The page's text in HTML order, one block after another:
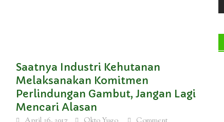
Saatnya Industri Kehutanan
Melaksanakan Komitmen
Perlindungan Gambut, Jangan Lagi
Mencari Alasan